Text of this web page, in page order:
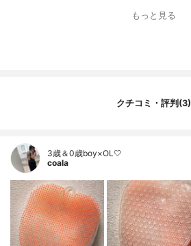
フック穴あり
もっと見る
クチコミ・評判(3)
3歳＆0歳boy×OL🤍
coala